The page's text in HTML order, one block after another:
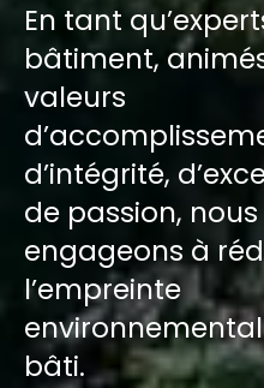
En tant
bâtiment,
valeurs
d’intégrité,
de passion,
engageons à
l’empreinte
bâti.